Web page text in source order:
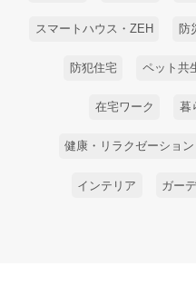
スマートハウス・ZEH 防
防犯住宅 ペット共
在宅ワーク 暮
健康・リラクゼーション
インテリア ガー